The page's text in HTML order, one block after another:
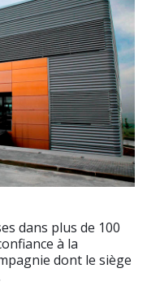
dans plus de 100
à la
dont le siège